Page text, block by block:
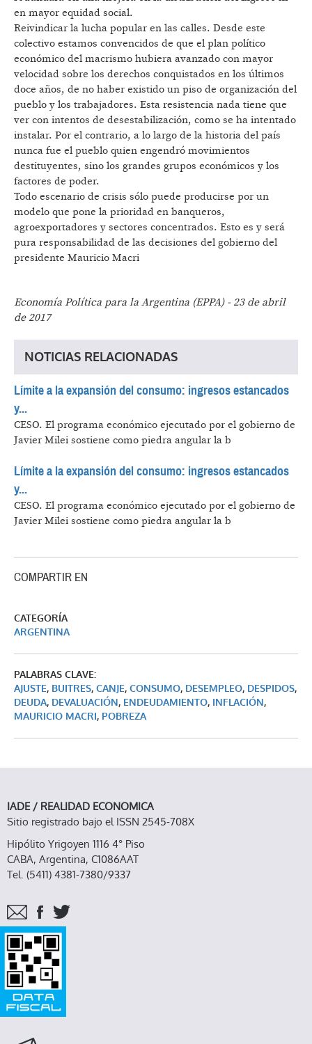
en mayor equidad social.
Reivindicar la lucha popular en las calles. Desde este
colectivo estamos convencidos de que el plan político
económico del macrismo hubiera avanzado con mayor
velocidad sobre los derechos conquistados en los últimos
doce años, de no haber existido un piso de organización del
pueblo y los trabajadores. Esta resistencia nada tiene que
ver con intentos de desestabilización, como se ha intentado
instalar. Por el contrario, a lo largo de la historia del país
nunca fue el pueblo quien engendró movimientos
destituyentes, sino los grandes grupos económicos y los
factores de poder.
Todo escenario de crisis sólo puede producirse por un
modelo que pone la prioridad en banqueros,
agroexportadores y sectores concentrados. Esto es y será
pura responsabilidad de las decisiones del gobierno del
presidente Mauricio Macri
Economía Política para la Argentina (EPPA) - 23 de abril
de 2017
NOTICIAS RELACIONADAS
Límite a la expansión del consumo: ingresos estancados
y...
CESO. El programa económico ejecutado por el gobierno de
Javier Milei sostiene como piedra angular la b
Límite a la expansión del consumo: ingresos estancados
y...
CESO. El programa económico ejecutado por el gobierno de
Javier Milei sostiene como piedra angular la b
COMPARTIR EN
CATEGORÍA
ARGENTINA
PALABRAS CLAVE:
AJUSTE, BUITRES, CANJE, CONSUMO, DESEMPLEO, DESPIDOS,
DEUDA, DEVALUACIÓN, ENDEUDAMIENTO, INFLACIÓN,
MAURICIO MACRI, POBREZA
IADE / REALIDAD ECONOMICA
Sitio registrado bajo el ISSN 2545-708X
Hipólito Yrigoyen 1116 4° Piso
CABA, Argentina, C1086AAT
Tel. (5411) 4381-7380/9337